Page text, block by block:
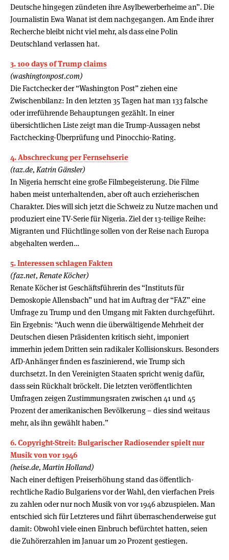
Deutsche hingegen zündeten ihre Asylbewerberheime an”. Die
Journalistin Ewa Wanat ist dem nachgegangen. Am Ende ihrer
Recherche bleibt nicht viel mehr, als dass eine Polin
Deutschland verlassen hat.
3. 100 days of Trump claims
(washingtonpost.com)
Die Factchecker der “Washington Post” ziehen eine
Zwischenbilanz: In den letzten 35 Tagen hat man 133 falsche
oder irreführende Behauptungen gezählt. In einer
übersichtlichen Liste zeigt man die Trump-Aussagen nebst
Factchecking-Überprüfung und Pinocchio-Rating.
4. Abschreckung per Fernsehserie
(taz.de, Katrin Gänsler)
In Nigeria herrscht eine große Filmbegeisterung. Die Filme
haben meist unterhaltenden, aber oft auch erzieherischen
Charakter. Dies will sich jetzt die Schweiz zu Nutze machen und
produziert eine TV-Serie für Nigeria. Ziel der 13-teilige Reihe:
Migranten und Flüchtlinge sollen von der Reise nach Europa
abgehalten werden…
5. Interessen schlagen Fakten
(faz.net, Renate Köcher)
Renate Köcher ist Geschäftsführerin des “Instituts für
Demoskopie Allensbach” und hat im Auftrag der “FAZ” eine
Umfrage zu Trump und den Umgang mit Fakten durchgeführt.
Ein Ergebnis: “Auch wenn die überwältigende Mehrheit der
Deutschen diesen Präsidenten kritisch sieht, imponiert
immerhin jedem Dritten sein radikaler Kollisionskurs. Besonders
AfD-Anhänger finden es faszinierend, wie Trump sich
durchsetzt. In den Vereinigten Staaten spricht wenig dafür,
dass sein Rückhalt bröckelt. Die letzten veröffentlichten
Umfragen zeigen Zustimmungsraten zwischen 41 und 45
Prozent der amerikanischen Bevölkerung – dies sind weitaus
mehr, als ihn gewählt haben.”
6. Copyright-Streit: Bulgarischer Radiosender spielt nur
Musik von vor 1946
(heise.de, Martin Holland)
Nach einer deftigen Preiserhöhung stand das öffentlich-
rechtliche Radio Bulgariens vor der Wahl, den vierfachen Preis
zu zahlen oder nur noch Musik von vor 1946 abzuspielen. Man
entschied sich für Letzteres und fährt überraschenderweise gut
damit: Obwohl viele einen Einbruch befürchtet hatten, seien
die Zuhörerzahlen im Januar um 20 Prozent gestiegen.